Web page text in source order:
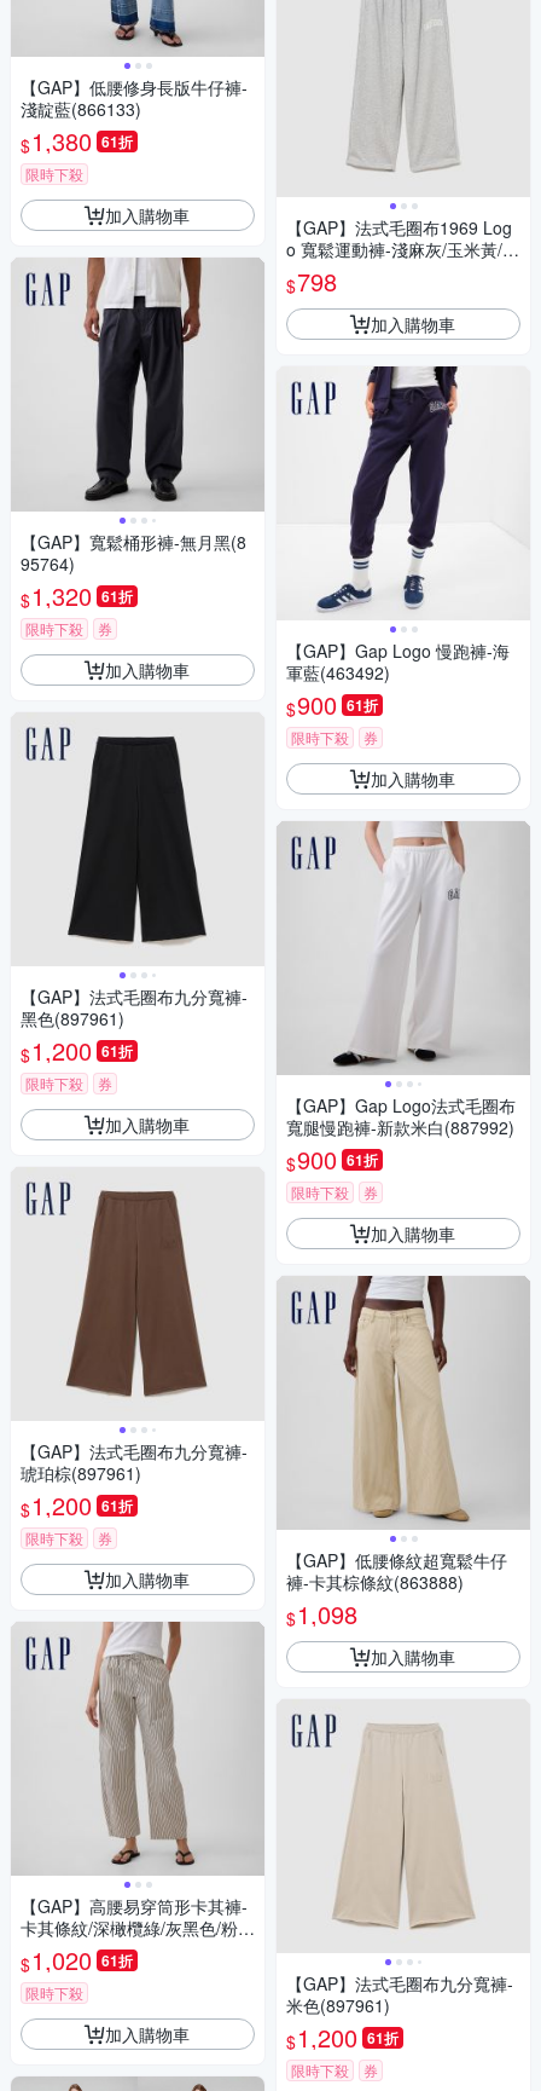
【GAP】低腰修身長版牛仔褲-
淺靛藍(866133)
$1,380 61折
限時下殺
加入購物車
【GAP】寬鬆桶形褲-無月黑(8
95764)
$1,320 61折
限時下殺 券
加入購物車
【GAP】法式毛圈布九分寬褲-
黑色(897961)
$1,200 61折
限時下殺 券
加入購物車
【GAP】法式毛圈布九分寬褲-
琥珀棕(897961)
$1,200 61折
限時下殺 券
加入購物車
【GAP】高腰易穿筒形卡其褲-
卡其條紋/深橄欖綠/灰黑色/粉色
(874425)
$1,020 61折
限時下殺
加入購物車
【GAP】法式毛圈布1969 Log
o 寬鬆運動褲-淺麻灰/玉米黃/無
月黑/帆船藍/復古深藍(898691)
$798
加入購物車
【GAP】Gap Logo 慢跑褲-海
軍藍(463492)
$900 61折
限時下殺 券
加入購物車
【GAP】Gap Logo法式毛圈布
寬腿慢跑褲-新款米白(887992)
$900 61折
限時下殺 券
加入購物車
【GAP】低腰條紋超寬鬆牛仔
褲-卡其棕條紋(863888)
$1,098
加入購物車
【GAP】法式毛圈布九分寬褲-
米色(897961)
$1,200 61折
限時下殺 券